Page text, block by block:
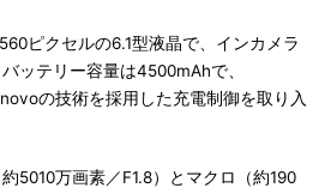
ピクセルの6.1型液晶で、インカメラ
ッテリー容量は4500mAhで、
の技術を採用した充電制御を取り入
5010万画素／F1.8）とマクロ（約190